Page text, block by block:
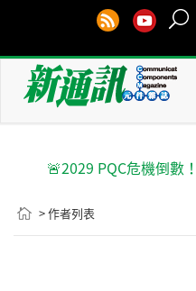
🚨2029 PQC危機倒數
> 作者列表